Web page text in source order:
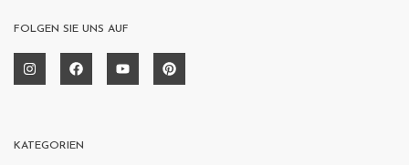
FOLGEN SIE UNS AUF
KATEGORIEN